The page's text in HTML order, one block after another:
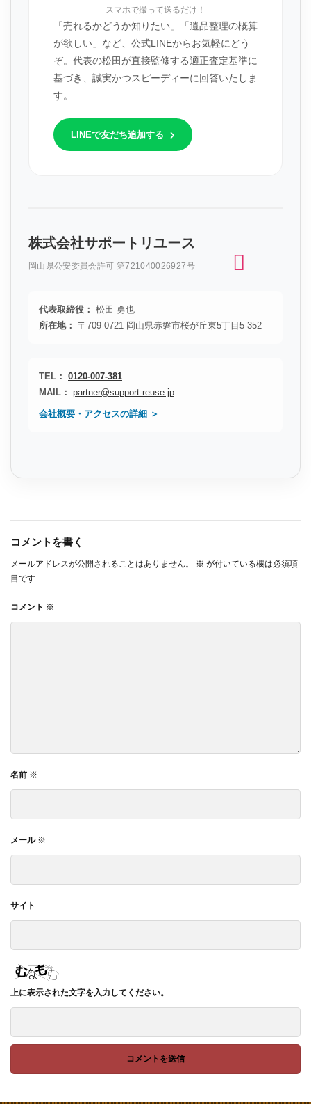
スマホで撮って送るだけ！
「売れるかどうか知りたい」「遺品整理の概算
が欲しい」など、公式LINEからお気軽にどう
ぞ。代表の松田が直接監修する適正査定基準に
基づき、誠実かつスピーディーに回答いたしま
す。
LINEで友だち追加する
株式会社サポートリユース
岡山県公安委員会許可 第721040026927号
代表取締役： 松田 勇也
所在地：
〒709-0721 岡山県赤磐市桜が丘東5丁目5-352
TEL： 0120-007-381
MAIL： partner@support-reuse.jp
会社概要・アクセスの詳細 ＞
コメントを書く
メールアドレスが公開されることはありません。 ※ が付いている欄は必須項
目です
コメント ※
名前 ※
メール ※
サイト
上に表示された文字を入力してください。